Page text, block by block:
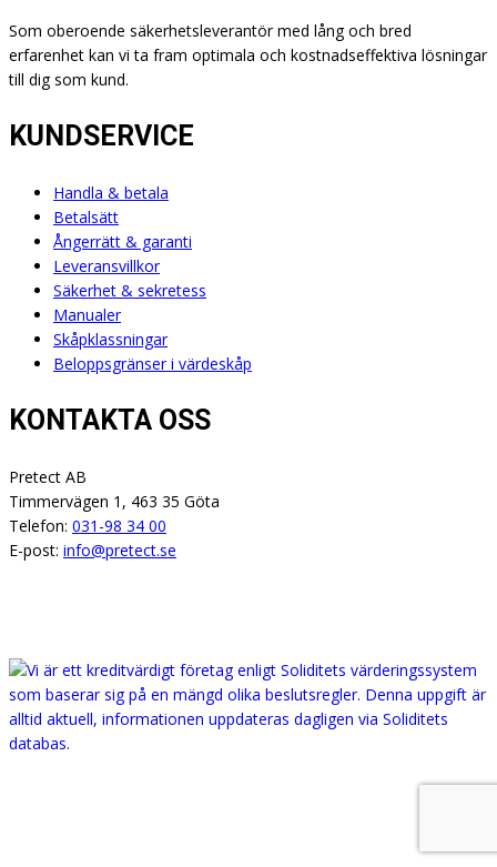
Som oberoende säkerhetsleverantör med lång och bred
erfarenhet kan vi ta fram optimala och kostnadseffektiva lösningar
till dig som kund.
KUNDSERVICE
Handla & betala
Betalsätt
Ångerrätt & garanti
Leveransvillkor
Säkerhet & sekretess
Manualer
Skåpklassningar
Beloppsgränser i värdeskåp
KONTAKTA OSS
Pretect AB
Timmervägen 1, 463 35 Göta
Telefon: 031-98 34 00
E-post: info@pretect.se